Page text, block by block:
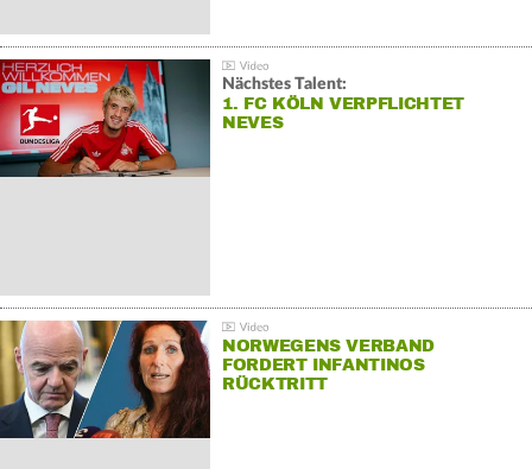
Nächstes Talent:
1. FC KÖLN VERPFLICHTET
NEVES
NORWEGENS VERBAND
FORDERT INFANTINOS
RÜCKTRITT